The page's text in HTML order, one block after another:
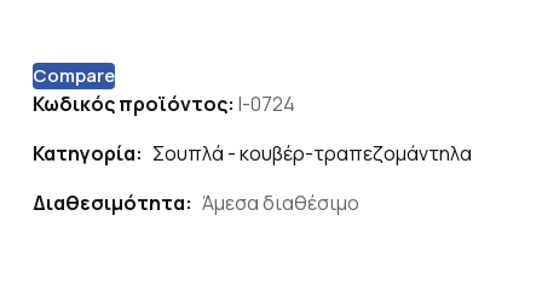
Compare
Κωδικός προϊόντος: I-0724
Κατηγορία: Σουπλά - κουβέρ-τραπεζομάντηλα
Διαθεσιμότητα: Άμεσα διαθέσιμο